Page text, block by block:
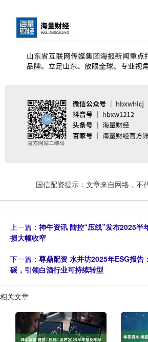
国信配资提示：文章来自网络，不
上一篇： 神牛资讯 陆控“压线”发布2025半
损大幅收窄
下一篇： 尊鼎配资 水井坊2025年ESG报告
碳，引领白酒行业可持续转型
相关文章